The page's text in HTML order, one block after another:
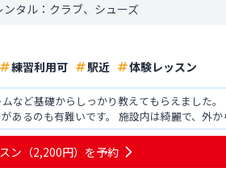
ンタル： クラブ、シューズ
練習利用可 駅近 体験レッスン
など基礎からしっかり教えてもらえました
あるのも有難いです。 施設内は綺麗で、外
ン （2,200円） を予約